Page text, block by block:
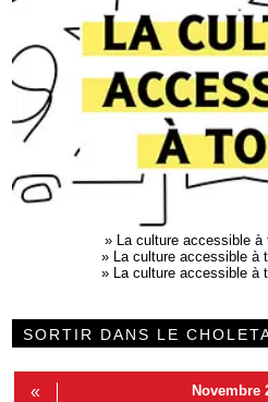
»
La culture accessible
»
La culture accessible à
»
La culture accessible à
SORTIR DANS LE
« Novembre